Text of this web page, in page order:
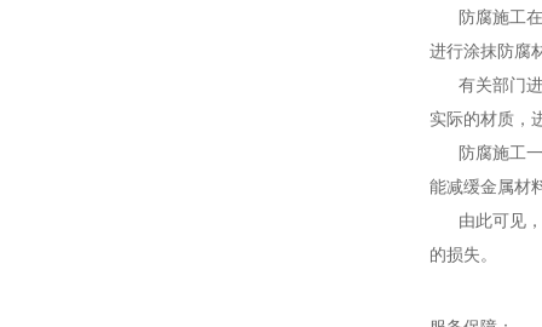
防腐施工在
进行涂抹防腐
有关部门进
实际的材质，
防腐施工一
能减缓金属材
由此可见，
的损失。